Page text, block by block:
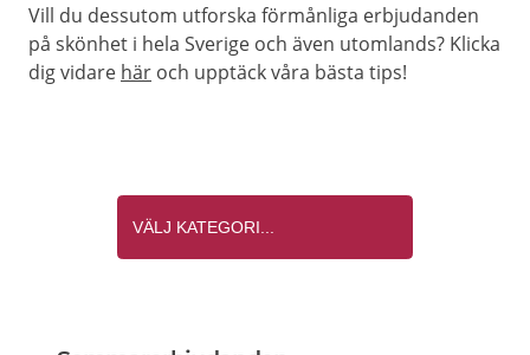
Vill du dessutom utforska förmånliga erbjudanden
på skönhet i hela Sverige och även utomlands? Klicka
dig vidare här och upptäck våra bästa tips!